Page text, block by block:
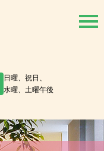
日曜、祝日、
水曜、土曜午後